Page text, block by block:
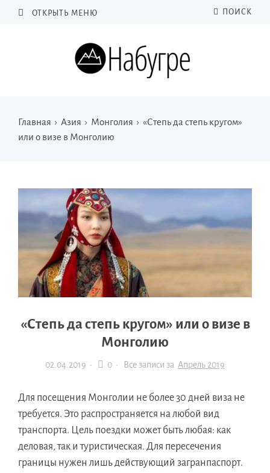
ОТКРЫТЬ МЕНЮ ПОИСК
Главная › Азия › Монголия › «Степь да степь кругом»
или о визе в Монголию
«Степь да степь кругом» или о визе в
Монголию
02.04.2019 · 0 · Все записи за Апрель 2019
Для посещения Монголии не более 30 дней виза не
требуется. Это распространяется на любой вид
транспорта. Цель поездки может быть любая: как
деловая, так и туристическая. Для пересечения
границы нужен лишь действующий загранпаспорт.